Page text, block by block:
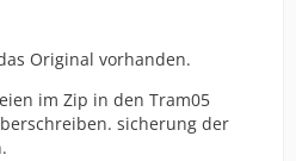
Original vorhanden.
im Zip in den Tram05
sicherung der